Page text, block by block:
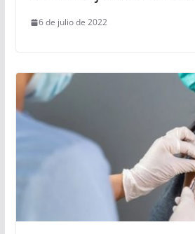
6 de julio de 2022